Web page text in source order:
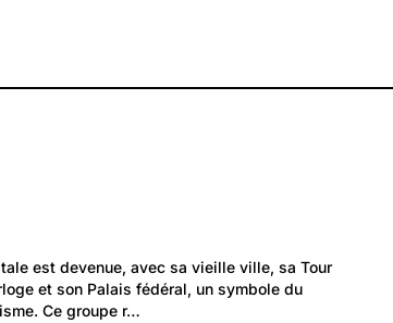
Berne
de Berne
est devenue, avec sa vieille ville, sa Tour
et son Palais fédéral, un symbole du
Ce groupe r…